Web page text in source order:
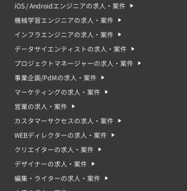
iOS / Androidエンジニアの求人・案件
機械学習エンジニアの求人・案件
インフラエンジニアの求人・案件
データサイエンティストの求人・案件
プロジェクトマネージャーの求人・案件
事業企画/PdMの求人・案件
マーケティングの求人・案件
営業の求人・案件
カスタマーサクセスの求人・案件
WEBディレクターの求人・案件
クリエイターの求人・案件
デザイナーの求人・案件
編集・ライターの求人・案件